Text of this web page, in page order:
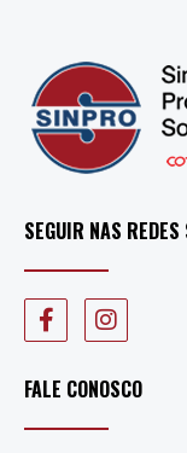
SEGUIR NAS
FALE CONOSCO